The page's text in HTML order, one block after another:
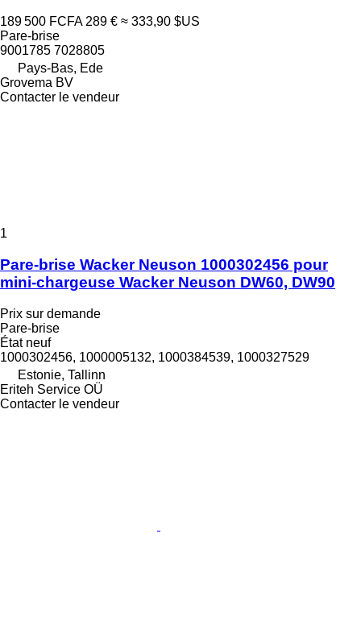
189 500 FCFA 289 € ≈ 333,90 $US
Pare-brise
9001785 7028805
Pays-Bas, Ede
Grovema BV
Contacter le vendeur
1
Pare-brise Wacker Neuson 1000302456 pour
mini-chargeuse Wacker Neuson DW60, DW90
Prix sur demande
Pare-brise
Étatneuf
1000302456, 1000005132, 1000384539, 1000327529
Estonie, Tallinn
Eriteh Service OÜ
Contacter le vendeur